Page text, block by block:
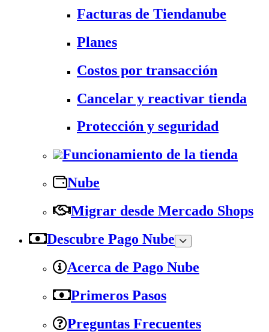
Facturas de Tiendanube
Planes
Costos por transacción
Cancelar y reactivar tienda
Protección y seguridad
Funcionamiento de la tienda
Nube
Migrar desde Mercado Shops
Descubre Pago Nube
Acerca de Pago Nube
Primeros Pasos
Preguntas Frecuentes